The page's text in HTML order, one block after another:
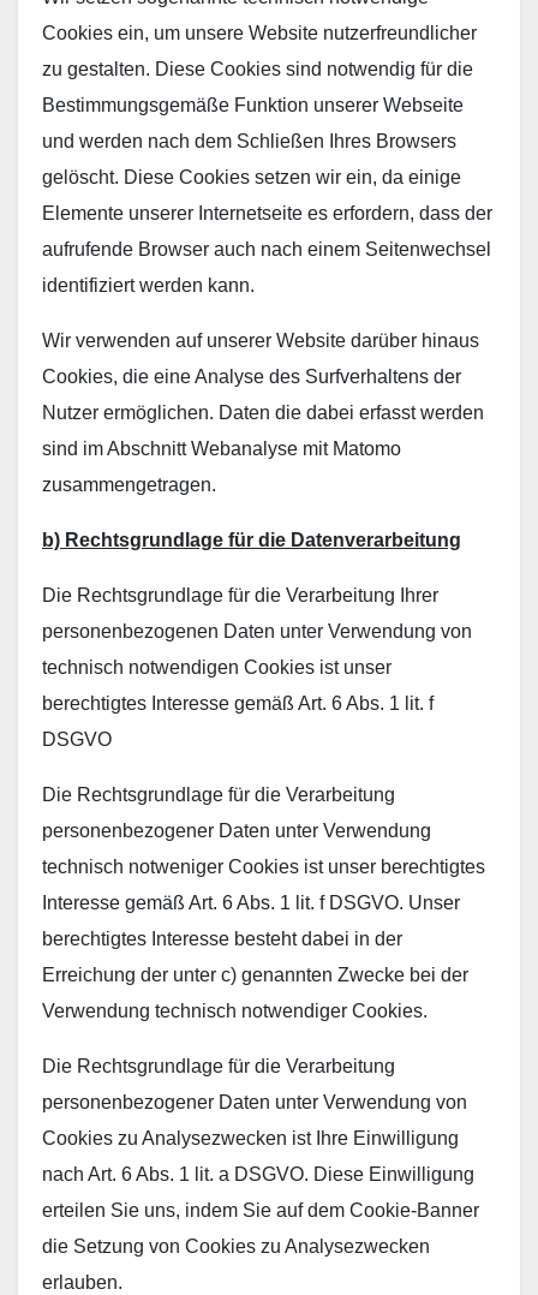
Cookies ein, um unsere Website nutzerfreundlicher
zu gestalten. Diese Cookies sind notwendig für die
Bestimmungsgemäße Funktion unserer Webseite
und werden nach dem Schließen Ihres Browsers
gelöscht. Diese Cookies setzen wir ein, da einige
Elemente unserer Internetseite es erfordern, dass der
aufrufende Browser auch nach einem Seitenwechsel
identifiziert werden kann.
Wir verwenden auf unserer Website darüber hinaus
Cookies, die eine Analyse des Surfverhaltens der
Nutzer ermöglichen. Daten die dabei erfasst werden
sind im Abschnitt Webanalyse mit Matomo
zusammengetragen.
b) Rechtsgrundlage für die Datenverarbeitung
Die Rechtsgrundlage für die Verarbeitung Ihrer
personenbezogenen Daten unter Verwendung von
technisch notwendigen Cookies ist unser
berechtigtes Interesse gemäß Art. 6 Abs. 1 lit. f
DSGVO
Die Rechtsgrundlage für die Verarbeitung
personenbezogener Daten unter Verwendung
technisch notweniger Cookies ist unser berechtigtes
Interesse gemäß Art. 6 Abs. 1 lit. f DSGVO. Unser
berechtigtes Interesse besteht dabei in der
Erreichung der unter c) genannten Zwecke bei der
Verwendung technisch notwendiger Cookies.
Die Rechtsgrundlage für die Verarbeitung
personenbezogener Daten unter Verwendung von
Cookies zu Analysezwecken ist Ihre Einwilligung
nach Art. 6 Abs. 1 lit. a DSGVO. Diese Einwilligung
erteilen Sie uns, indem Sie auf dem Cookie-Banner
die Setzung von Cookies zu Analysezwecken
erlauben.